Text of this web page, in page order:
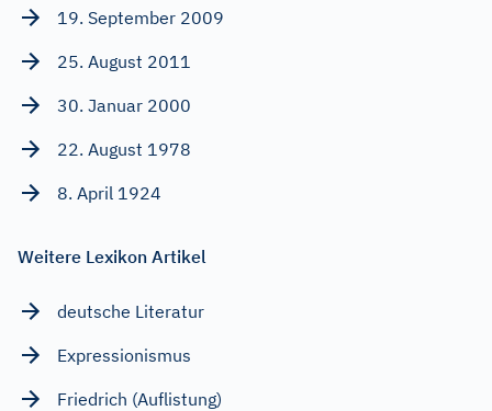
19. September 2009
25. August 2011
30. Januar 2000
22. August 1978
8. April 1924
Weitere Lexikon Artikel
deutsche Literatur
Expressionismus
Friedrich (Auflistung)